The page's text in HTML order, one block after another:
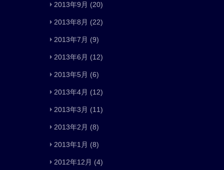
2013年9月 (20)
2013年8月 (22)
2013年7月 (9)
2013年6月 (12)
2013年5月 (6)
2013年4月 (12)
2013年3月 (11)
2013年2月 (8)
2013年1月 (8)
2012年12月 (4)